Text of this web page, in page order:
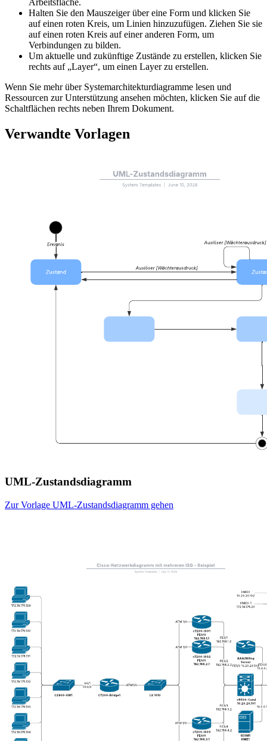
Arbeitsfläche.
Halten Sie den Mauszeiger über eine Form und klicken Sie
auf einen roten Kreis, um Linien hinzuzufügen. Ziehen Sie sie
auf einen roten Kreis auf einer anderen Form, um
Verbindungen zu bilden.
Um aktuelle und zukünftige Zustände zu erstellen, klicken Sie
rechts auf „Layer“, um einen Layer zu erstellen.
Wenn Sie mehr über Systemarchitekturdiagramme lesen und
Ressourcen zur Unterstützung ansehen möchten, klicken Sie auf die
Schaltflächen rechts neben Ihrem Dokument.
Verwandte Vorlagen
UML-Zustandsdiagramm
Zur Vorlage UML-Zustandsdiagramm gehen